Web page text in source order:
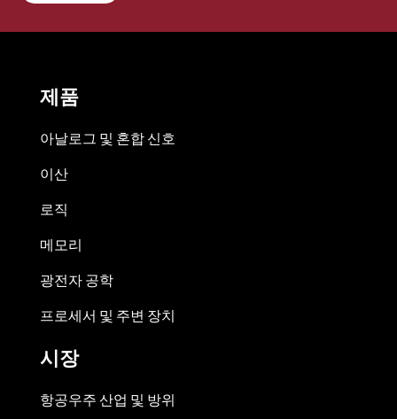
제품
아날로그 및 혼합 신호
이산
로직
메모리
광전자 공학
프로세서 및 주변 장치
시장
항공우주 산업 및 방위